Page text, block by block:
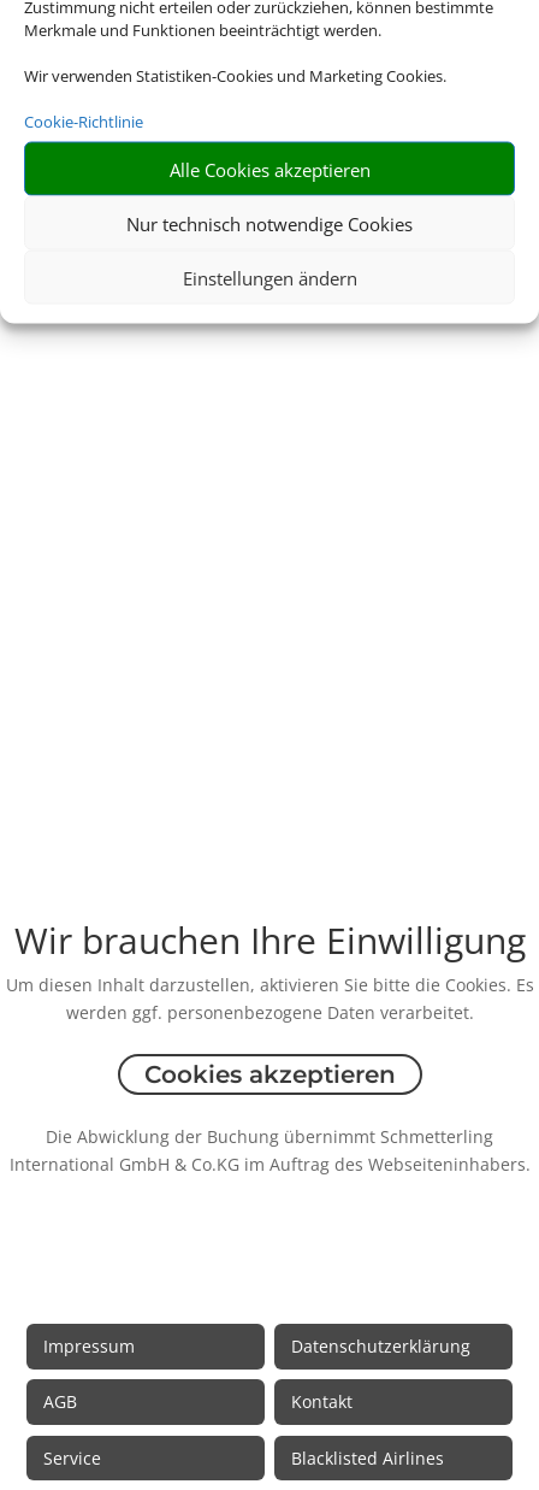
Zustimmung nicht erteilen oder zurückziehen, können bestimmte
Merkmale und Funktionen beeinträchtigt werden.
Wir verwenden Statistiken-Cookies und Marketing Cookies.
Cookie-Richtlinie
Alle Cookies akzeptieren
Nur technisch notwendige Cookies
Einstellungen ändern
Wir brauchen Ihre Einwilligung
Um diesen Inhalt darzustellen, aktivieren Sie bitte die Cookies. Es
werden ggf. personenbezogene Daten verarbeitet.
Cookies akzeptieren
Die Abwicklung der Buchung übernimmt Schmetterling
International GmbH & Co.KG im Auftrag des Webseiteninhabers.
Impressum Datenschutzerklärung
AGB Kontakt
Service Blacklisted Airlines